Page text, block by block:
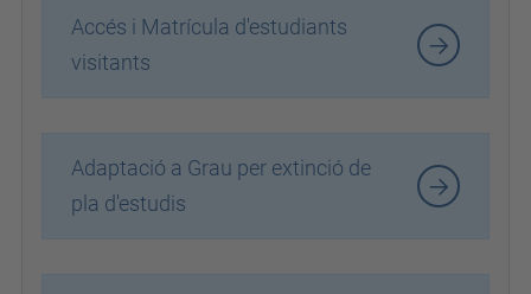
Accés i Matrícula d'estudiants
visitants
Adaptació a Grau per extinció de
pla d'estudis